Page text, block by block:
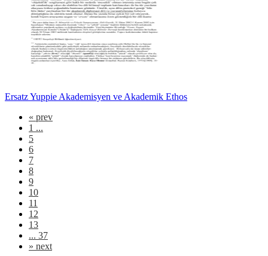
Ersatz Yuppie Akademisyen ve Akademik Ethos
« prev
1 ...
5
6
7
8
9
10
11
12
13
... 37
» next